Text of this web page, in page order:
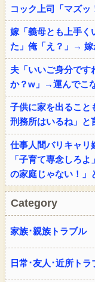
コック上司「マズッ
嫁「義母とも上手く
た」俺「え？」→ 嫁
夫「いいご身分です
か？w」→運んでこ
子供に家を出ること
刑務所はいるね」と
仕事人間バリキャリ
「子育て専念しろ
の家庭じゃない！
Category
家族･親族トラブル
日常･友人･近所トラ